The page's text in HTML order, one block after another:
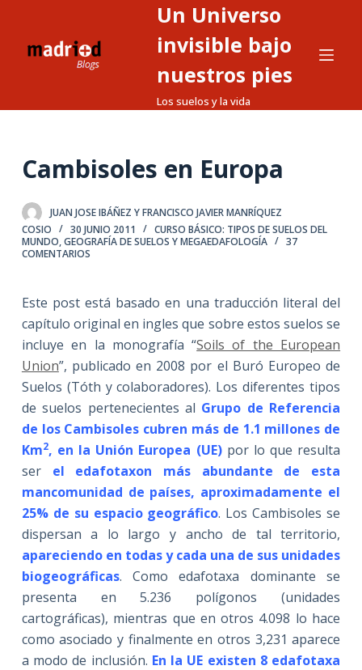
o
n
o
Un Universo
invisible bajo
nuestros pies
Los suelos y la vida
Cambisoles en Europa
JUAN JOSE IBÁÑEZ Y FRANCISCO JAVIER MANRÍQUEZ
COSIO
30 JUNIO 2011
CURSO BÁSICO: TIPOS DE SUELOS DEL
MUNDO,GEOGRAFÍA DE SUELOS Y MEGAEDAFOLOGÍA
37
COMENTARIOS
Este post está basado en una traducción literal del
capítulo original en ingles que sobre estos suelos se
incluye en la monografía “Soils of the European
Union”, publicado en 2008 por el Buró Europeo de
Suelos (Tóth y colaboradores). Los diferentes tipos
de suelos pertenecientes al Grupo de Referencia
de los Cambisoles cubren más de 1.1 millones de
Km2, en la Unión Europea (UE)por lo que resulta
ser el edafotaxon más abundante de esta
mancomunidad de países, aproximadamente el
25% de su espacio geográfico. Los Cambisoles se
dispersan a lo largo y ancho de tal territorio,
apareciendo en todas y cada una de sus unidades
biogeográficas. Como edafotaxa dominante se
presenta en 5.236 polígonos (unidades
cartográficas), mientras que en otros 4.098 lo hace
como asociado y finalmente en otros 3,231 aparece
a modo de inclusión. En la UE existen 8 edafotaxa